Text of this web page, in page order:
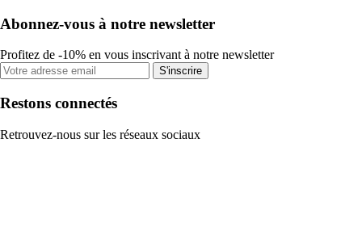
Abonnez-vous à notre newsletter
Profitez de -10% en vous inscrivant à notre newsletter
S'inscrire
Restons connectés
Retrouvez-nous sur les réseaux sociaux